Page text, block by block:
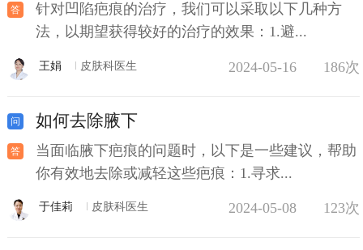
针对凹陷疤痕的治疗，我们可以采取以下几种方
法，以期望获得较好的治疗的效果：1.避...
王娟 皮肤科医生 2024-05-16 186次
如何去除腋下
当面临腋下疤痕的问题时，以下是一些建议，帮助
你有效地去除或减轻这些疤痕：1.寻求...
于佳莉 皮肤科医生 2024-05-08 123次